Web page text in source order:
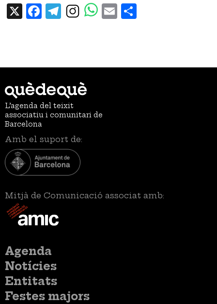
X Facebook
TelegramEmail
L’agenda del teixit
associatiu i comunitari de
Barcelona
Amb el suport de:
Mitjà de Comunicació associat amb:
Menú
principal
Agenda
Notícies
Entitats
Festes majors